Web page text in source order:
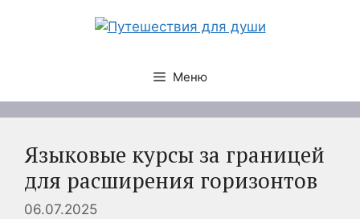
Меню
Языковые курсы за границей
для расширения горизонтов
06.07.2025